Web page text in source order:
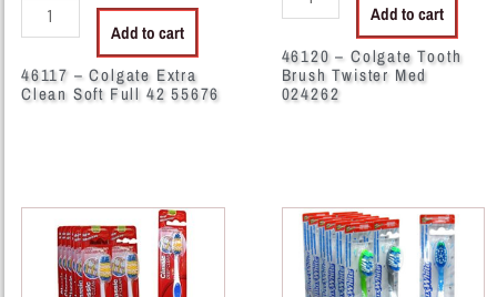
Add to cart
46117 – Colgate Extra
Clean Soft Full 42 55676
Add to cart
46120 – Colgate Tooth
Brush Twister Med
024262
46123
Colgate
Toothbrush
46129
Colgate
Toothbrush